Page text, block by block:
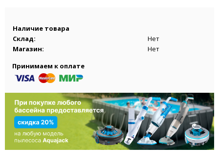
Наличие товара
Склад:
Нет
Магазин:
Нет
Принимаем к оплате